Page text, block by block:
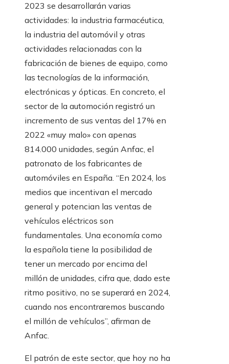
2023 se desarrollarán varias
actividades: la industria farmacéutica,
la industria del automóvil y otras
actividades relacionadas con la
fabricación de bienes de equipo, como
las tecnologías de la información,
electrónicas y ópticas. En concreto, el
sector de la automoción registró un
incremento de sus ventas del 17% en
2022 «muy malo» con apenas
814.000 unidades, según Anfac, el
patronato de los fabricantes de
automóviles en España. “En 2024, los
medios que incentivan el mercado
general y potencian las ventas de
vehículos eléctricos son
fundamentales. Una economía como
la española tiene la posibilidad de
tener un mercado por encima del
millón de unidades, cifra que, dado este
ritmo positivo, no se superará en 2024,
cuando nos encontraremos buscando
el millón de vehículos”, afirman de
Anfac.
El patrón de este sector, que hoy no ha